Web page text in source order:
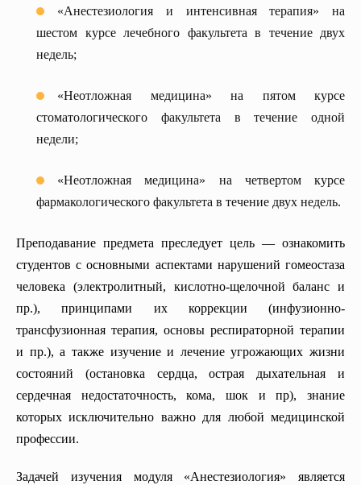
«Анестезиология и интенсивная терапия» на
шестом курсе лечебного факультета в течение двух
недель;
«Неотложная медицина» на пятом курсе
стоматологического факультета в течение одной
недели;
«Неотложная медицина» на четвертом курсе
фармакологического факультета в течение двух недель.
Преподавание предмета преследует цель — ознакомить
студентов с основными аспектами нарушений гомеостаза
человека (электролитный, кислотно-щелочной баланс и
пр.), принципами их коррекции (инфузионно-
трансфузионная терапия, основы респираторной терапии
и пр.), а также изучение и лечение угрожающих жизни
состояний (остановка сердца, острая дыхательная и
сердечная недостаточность, кома, шок и пр), знание
которых исключительно важно для любой медицинской
профессии.
Задачей изучения модуля «Анестезиология» является